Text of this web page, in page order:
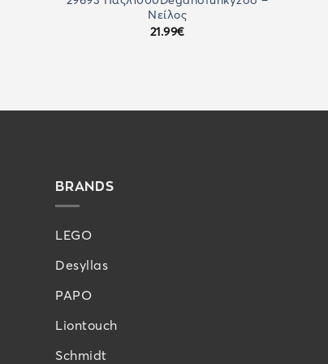
Νείλος
21.99€
BRANDS
LEGO
Desyllas
PAPO
Liontouch
Schmidt